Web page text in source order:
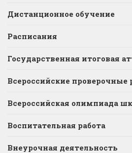
Дистанционное обучение
Расписания
Государственная итоговая
Всероссийские проверочные
Всероссийская олимпиада
Воспитательная работа
Внеурочная деятельность